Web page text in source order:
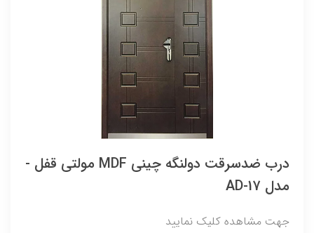
درب ضدسرقت دولنگه چینی MDF مولتی قفل -
مدل AD-17
جهت مشاهده کلیک نمایید